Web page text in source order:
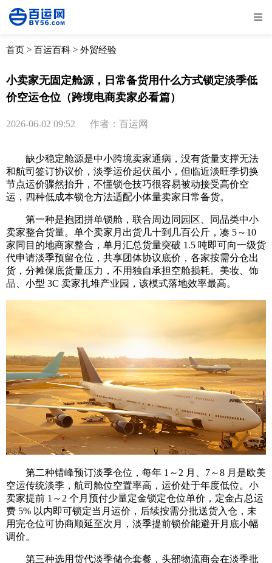
全部 物流资讯
取消
首页 > 百运百科 > 外贸经验
小卖家无固定舱源，日常备货用什么方式锁定淡季低
价空运仓位（跨境电商卖家必看篇）
2026-06-02 09:52 作者：百运网
缺少稳定舱源是中小跨境卖家通病，没有货量支撑无法
和航司签订协议价，淡季运价起伏虽小，但临近淡旺季切换
节点运价骤然抬升，不懂锁仓技巧很容易被动接受高价空
运，四种低成本锁仓方法适配小体量卖家日常备货。
第一种是抱团拼单锁舱，联合周边同园区、同品类中小
卖家整合货量。单个卖家月出货几十到几百公斤，凑 5～10
家同目的地商家整合，单月汇总货量突破 1.5 吨即可向一级货
代申请淡季预留仓位，共享团体协议底价，各家按需分仓出
货，分摊保底货量压力，不用独自承担空舱损耗。美妆、饰
品、小型 3C 卖家扎堆产业园，该模式落地效率最高。
第二种错峰预订淡季仓位，每年 1～2 月、7～8 月是欧美
空运传统淡季，航司舱位空置率高，运价处于年度低位。小
卖家提前 1～2 个月预付少量定金锁定仓位单价，定金占总运
费 5% 以内即可锁定当月运价，后续按需分批送货入仓，未
用完仓位可协商顺延至次月，淡季提前锁价能避开月底小幅
调价。
第三种选用货代淡季储仓套餐，头部物流商会在淡季批